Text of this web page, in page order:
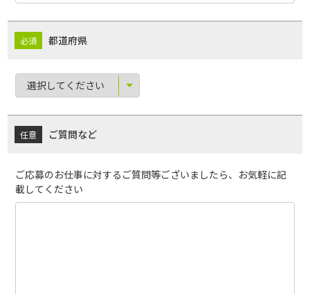
都道府県
ご質問など
ご応募のお仕事に対するご質問等ございましたら、お気軽に記
載してください